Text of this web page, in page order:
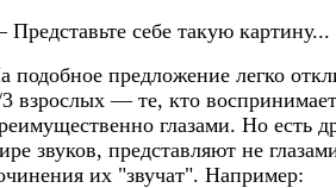
себе такую картину...
подобное предложение легко
3 взрослых — те, кто
глазами. Но есть
звуков, представляют не
их "звучат". Например: